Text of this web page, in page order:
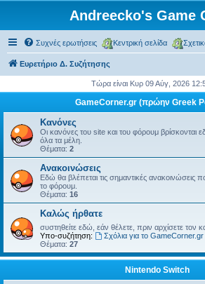
Andreecko's Game
Συχνές ερωτήσεις Κεντρική σελίδα
Ευρετήριο Δ. Συζήτησης
Τώρα είναι Κυρ 09 Αύγ, 2026
GameCorner.gr (πρώην Greek
Κανόνες
Οι κανόνες του site και του φόρουμ βρίσκονται
όλα τα μέλη.
Θέματα: 2
Ανακοινώσεις
Εδώ θα βλέπεται τις σημαντικές ανακοινώσεις
το φόρουμ.
Θέματα: 16
Kαλώς ήρθατε
συστηθείτε εδώ, εάν θέλετε, πριν αρχίσετε τον
Υπο-συζήτηση:
Σχόλια για το
Θέματα: 27
Nintendo Switch